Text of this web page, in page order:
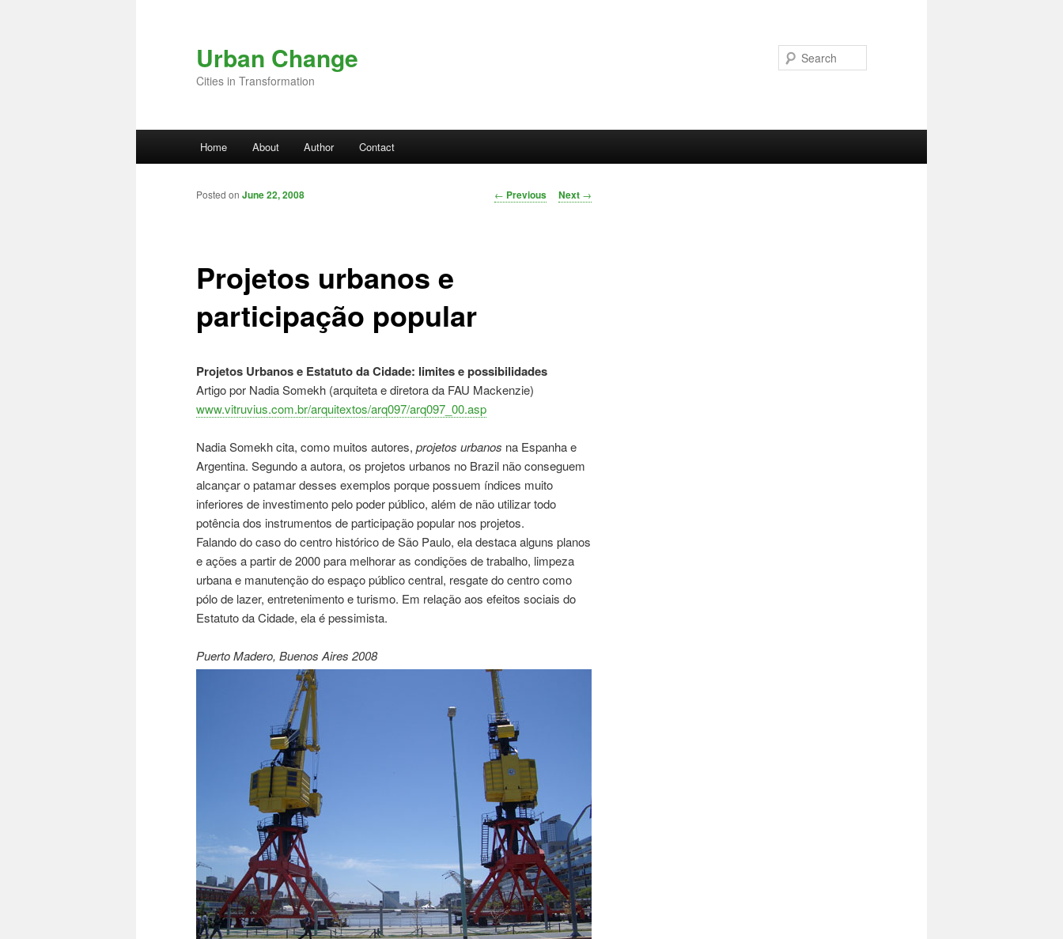
Urban Change
Cities in Transformation
Home About Author Contact
Post navigation
← Previous Next →
Projetos urbanos e
participação popular
Posted on June 22, 2008
Projetos Urbanos e Estatuto da Cidade: limites e possibilidades
Artigo por Nadia Somekh (arquiteta e diretora da FAU Mackenzie)
www.vitruvius.com.br/arquitextos/arq097/arq097_00.asp
Nadia Somekh cita, como muitos autores, projetos urbanos na Espanha e
Argentina. Segundo a autora, os projetos urbanos no Brazil não conseguem
alcançar o patamar desses exemplos porque possuem índices muito
inferiores de investimento pelo poder público, além de não utilizar todo
potência dos instrumentos de participação popular nos projetos.
Falando do caso do centro histórico de São Paulo, ela destaca alguns planos
e ações a partir de 2000 para melhorar as condições de trabalho, limpeza
urbana e manutenção do espaço público central, resgate do centro como
pólo de lazer, entretenimento e turismo. Em relação aos efeitos sociais do
Estatuto da Cidade, ela é pessimista.
Puerto Madero, Buenos Aires 2008